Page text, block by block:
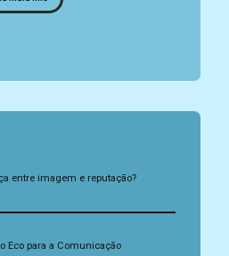
entre imagem e reputação?
Eco para a Comunicação